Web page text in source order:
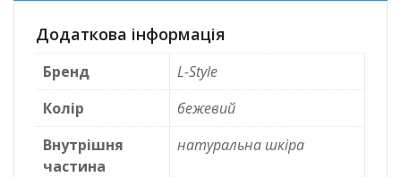
Додаткова інформація
Бренд
L-Style
Колір
бежевий
Внутрішня
частина
натуральна шкіра